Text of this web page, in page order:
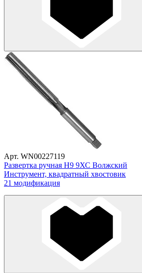
Арт. WN00227119
Развертка ручная Н9 9ХС Волжский
Инструмент, квадратный хвостовик
21 модификация